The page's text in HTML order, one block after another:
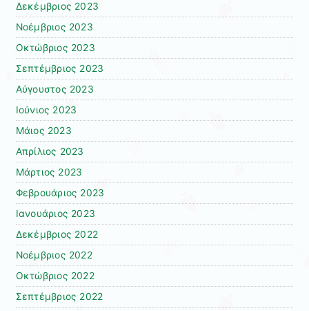
Δεκέμβριος 2023
Νοέμβριος 2023
Οκτώβριος 2023
Σεπτέμβριος 2023
Αύγουστος 2023
Ιούνιος 2023
Μάιος 2023
Απρίλιος 2023
Μάρτιος 2023
Φεβρουάριος 2023
Ιανουάριος 2023
Δεκέμβριος 2022
Νοέμβριος 2022
Οκτώβριος 2022
Σεπτέμβριος 2022